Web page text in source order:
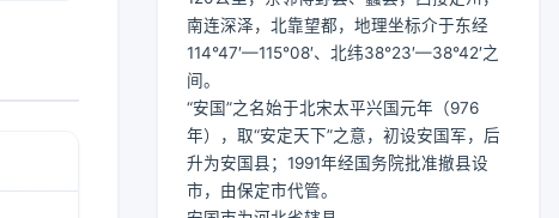
南连深泽，北靠望都，地理坐标介于东经
114°47′—115°08′、北纬38°23′—38°42′之
间。
“安国”之名始于北宋太平兴国元年（976
年），取“安定天下”之意，初设安国军，后
升为安国县；1991年经国务院批准撤县设
市，由保定市代管。